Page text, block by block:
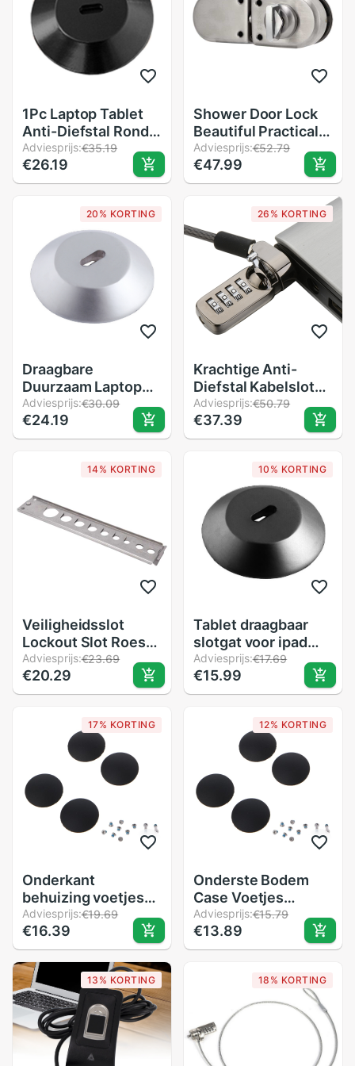
1Pc Laptop Tablet
Anti-Diefstal Ronde
Slot Gat Voor Ipad
Macbook Notebook
Security Lock
Adviesprijs:€35.19
€26.19
Shower Door Lock
Beautiful Practical
Glass Door Lock for
Home for Office for
Kitchen
Adviesprijs:€52.79
€47.99
20% KORTING
Draagbare
Duurzaam Laptop
Anti Diefstal Ronde
Lock Gat Tablet
Safty
Adviesprijs:€30.09
€24.19
26% KORTING
Krachtige Anti-
Diefstal Kabelslot
Digitale Apparatuur
Anti-Diefstal Locker
Voor Laptops Pc
Apparaten Black
Adviesprijs:€50.79
€37.39
14% KORTING
Veiligheidsslot
Lockout Slot Roest
Slip Voor
Elektrische Power
Voor Chemische
Adviesprijs:€23.69
€20.29
10% KORTING
Tablet draagbaar
slotgat voor ipad
veilig anti-diefstal
laptop duurzaam
rond
Adviesprijs:€17.69
€15.99
17% KORTING
Onderkant
behuizing voetjes
voetjes schroeven
set reparatieset
vervanging voor
apple macbook
a1369 a1370 a1465
a1466
Adviesprijs:€19.69
€16.39
12% KORTING
Onderste Bodem
Case Voetjes
Schroefset -
Vervangingskit voor
Apple MacBook
Adviesprijs:€15.79
€13.89
13% KORTING 18% KORTING